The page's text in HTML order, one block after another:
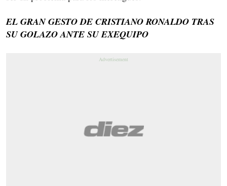
EL GRAN GESTO DE CRISTIANO RONALDO TRAS
SU GOLAZO ANTE SU EXEQUIPO